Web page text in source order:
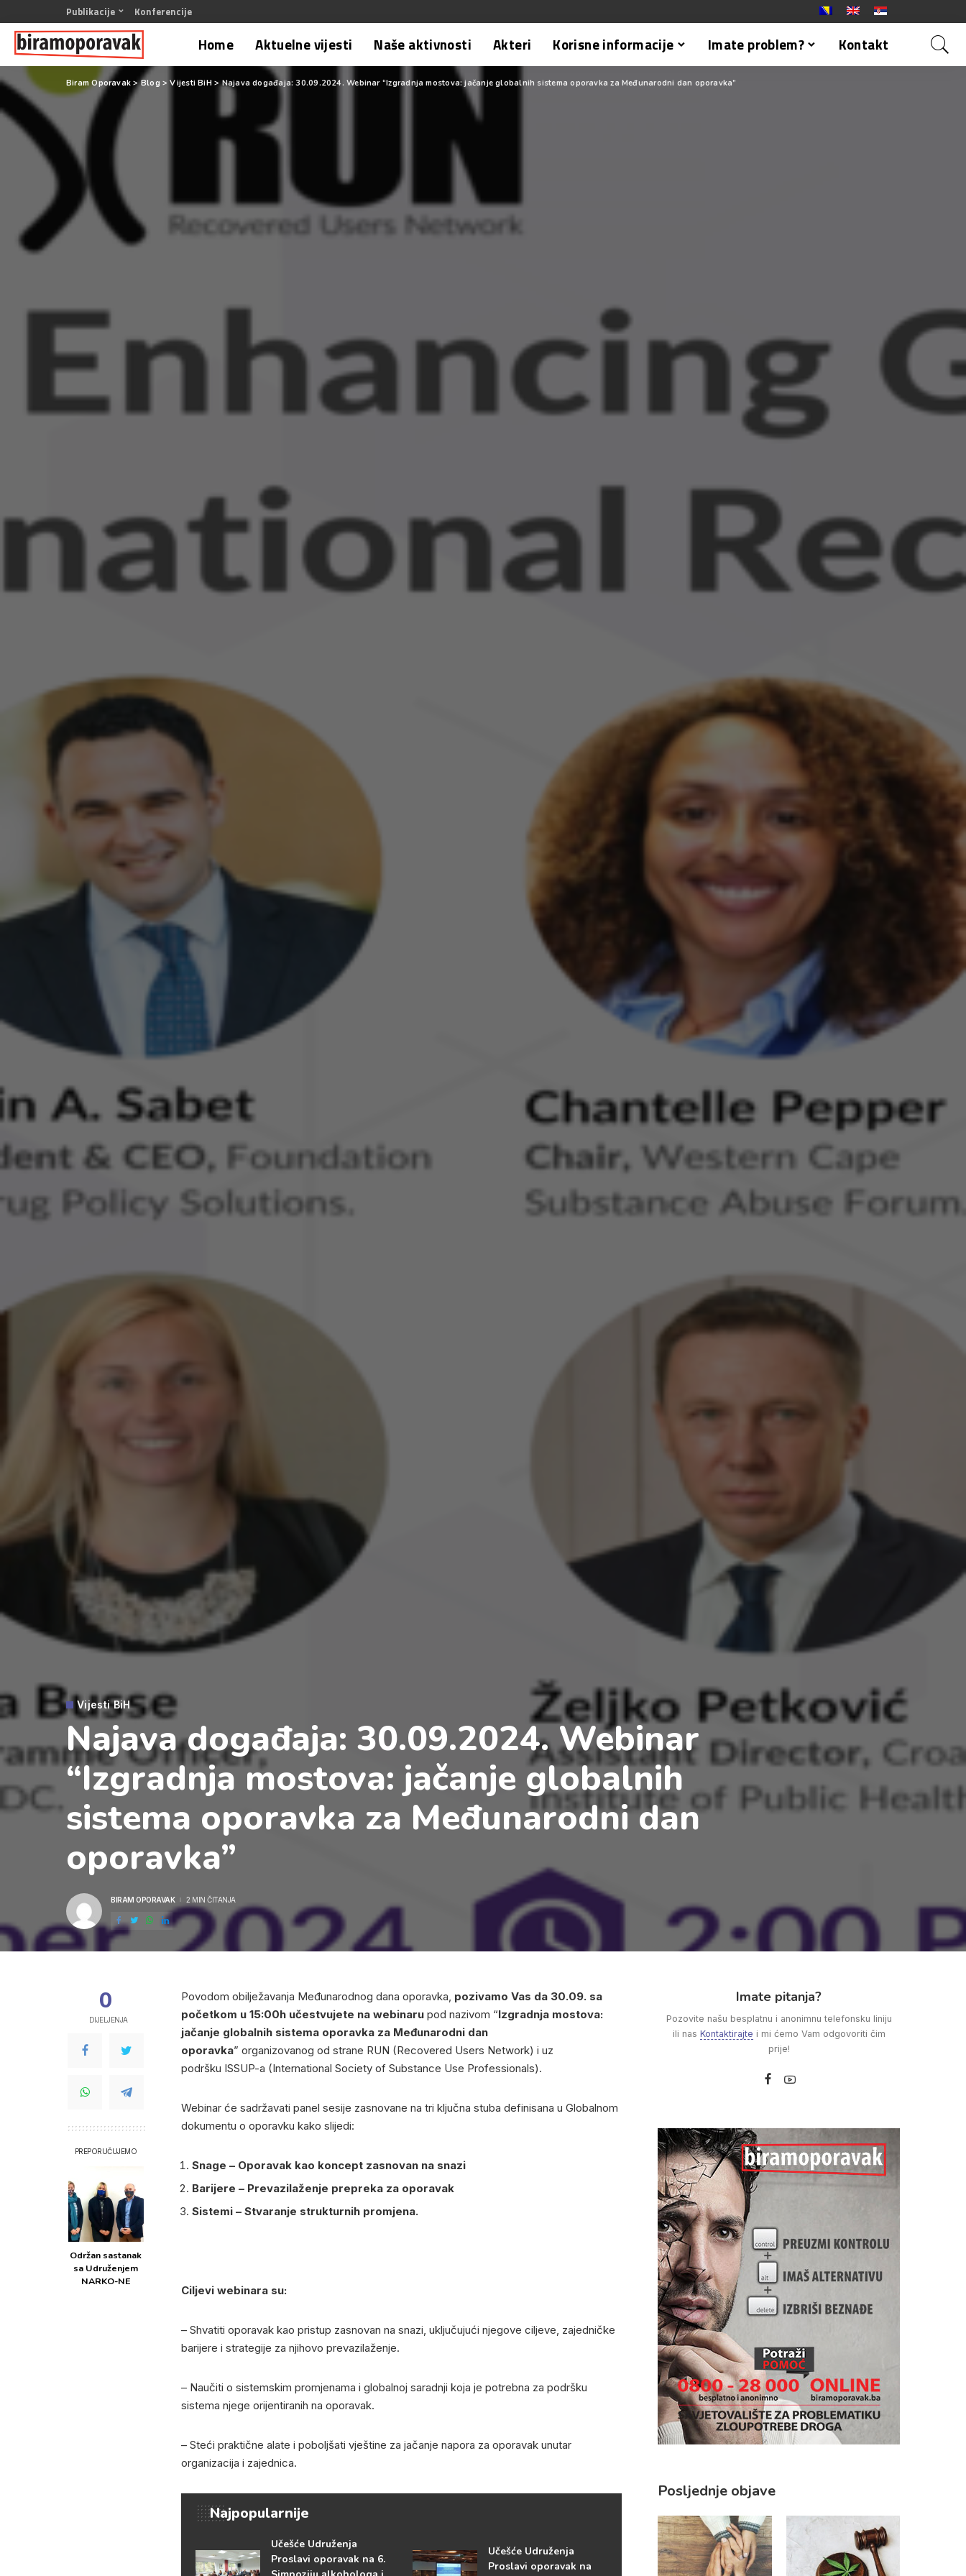
Publikacije Konferencije
Home Aktuelne vijesti Naše aktivnosti Akteri Korisne informacije Imate problem? Kontakt
Biram Oporavak >Blog >Vijesti BiH>Najava događaja: 30.09.2024. Webinar “Izgradnja mostova: jačanje globalnih sistema oporavka za Međunarodni dan oporavka”
Vijesti BiH
Najava događaja: 30.09.2024. Webinar
“Izgradnja mostova: jačanje globalnih
sistema oporavka za Međunarodni dan
oporavka”
POSTED
BIRAM OPORAVAK 2 MIN ČITANJA
0
DIJELJENJA
PREPORUČUJEMO
Održan sastanak
sa Udruženjem
NARKO-NE
Povodom obilježavanja Međunarodnog dana oporavka, pozivamo Vas da 30.09. sa
početkom u 15:00h učestvujete na webinaru pod nazivom “Izgradnja mostova:
jačanje globalnih sistema oporavka za Međunarodni dan
oporavka” organizovanog od strane RUN (Recovered Users Network) i uz
podršku ISSUP-a (International Society of Substance Use Professionals).
Webinar će sadržavati panel sesije zasnovane na tri ključna stuba definisana u Globalnom
dokumentu o oporavku kako slijedi:
Snage – Oporavak kao koncept zasnovan na snazi
Barijere – Prevazilaženje prepreka za oporavak
Sistemi – Stvaranje strukturnih promjena.
Ciljevi webinara su:
– Shvatiti oporavak kao pristup zasnovan na snazi, uključujući njegove ciljeve, zajedničke
barijere i strategije za njihovo prevazilaženje.
– Naučiti o sistemskim promjenama i globalnoj saradnji koja je potrebna za podršku
sistema njege orijentiranih na oporavak.
– Steći praktične alate i poboljšati vještine za jačanje napora za oporavak unutar
organizacija i zajednica.
Najpopularnije
Učešće Udruženja
Proslavi oporavak na 6.
Učešće Udruženja
Proslavi oporavak na
Imate pitanja?
Pozovite našu besplatnu i anonimnu telefonsku liniju
ili nas Kontaktirajte i mi ćemo Vam odgovoriti čim
prije!
Posljednje objave